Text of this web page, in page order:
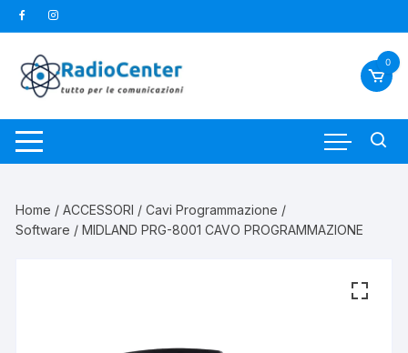
al
contenuto
0
Home /ACCESSORI /Cavi Programmazione /
Software / MIDLAND PRG-8001 CAVO PROGRAMMAZIONE